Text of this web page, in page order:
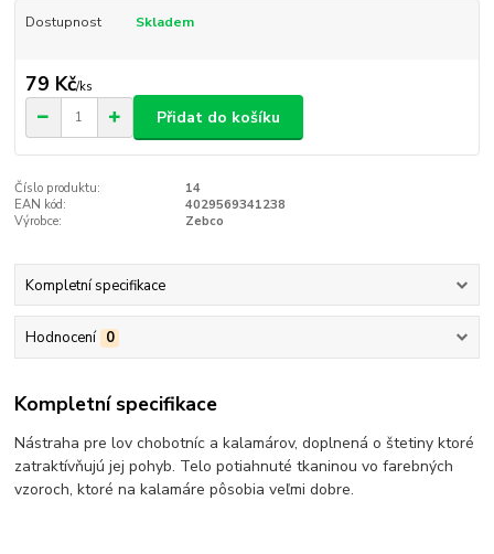
Dostupnost Skladem
79 Kč/ks
Přidat do košíku
Číslo produktu:
14
EAN kód:
4029569341238
Výrobce:
Zebco
Kompletní specifikace
Hodnocení 0
Kompletní specifikace
Nástraha pre lov chobotníc a kalamárov, doplnená o štetiny ktoré
zatraktívňujú jej pohyb. Telo potiahnuté tkaninou vo farebných
vzoroch, ktoré na kalamáre pôsobia veľmi dobre.